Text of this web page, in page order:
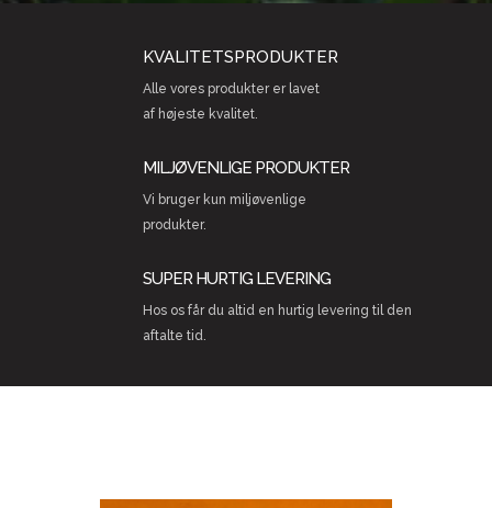
KVALITETSPRODUKTER
Alle vores produkter er lavet
af højeste kvalitet.
MILJØVENLIGE PRODUKTER
Vi bruger kun miljøvenlige
produkter.
SUPER HURTIG LEVERING
Hos os får du altid en hurtig levering til den
aftalte tid.